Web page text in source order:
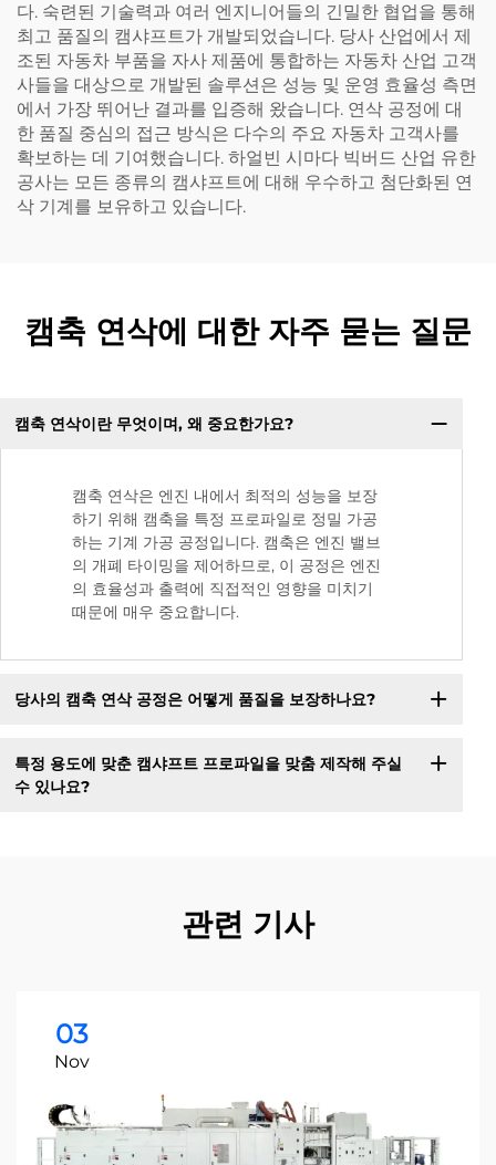
다. 숙련된 기술력과 여러 엔지니어들의 긴밀한 협업을 통해
최고 품질의 캠샤프트가 개발되었습니다. 당사 산업에서 제
조된 자동차 부품을 자사 제품에 통합하는 자동차 산업 고객
사들을 대상으로 개발된 솔루션은 성능 및 운영 효율성 측면
에서 가장 뛰어난 결과를 입증해 왔습니다. 연삭 공정에 대
한 품질 중심의 접근 방식은 다수의 주요 자동차 고객사를
확보하는 데 기여했습니다. 하얼빈 시마다 빅버드 산업 유한
공사는 모든 종류의 캠샤프트에 대해 우수하고 첨단화된 연
삭 기계를 보유하고 있습니다.
캠축 연삭에 대한 자주 묻는 질문
캠축 연삭이란 무엇이며, 왜 중요한가요?
캠축 연삭은 엔진 내에서 최적의 성능을 보장
하기 위해 캠축을 특정 프로파일로 정밀 가공
하는 기계 가공 공정입니다. 캠축은 엔진 밸브
의 개폐 타이밍을 제어하므로, 이 공정은 엔진
의 효율성과 출력에 직접적인 영향을 미치기
때문에 매우 중요합니다.
당사의 캠축 연삭 공정은 어떻게 품질을 보장하나요?
특정 용도에 맞춘 캠샤프트 프로파일을 맞춤 제작해 주실
수 있나요?
관련 기사
03
Nov